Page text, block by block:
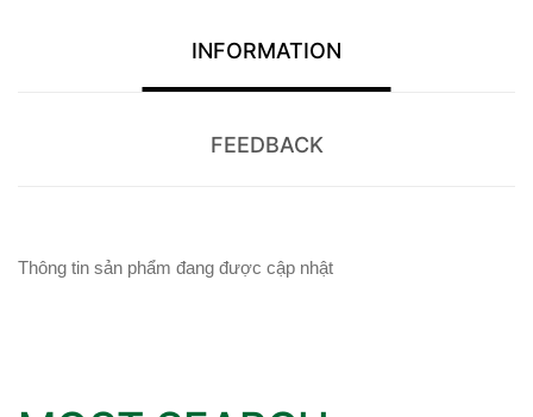
INFORMATION
FEEDBACK
Thông tin sản phẩm đang được cập nhật